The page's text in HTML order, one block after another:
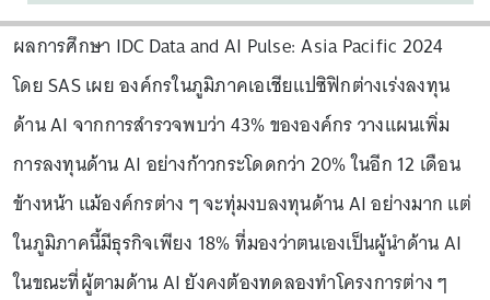
ผลการศึกษา IDC Data and AI Pulse: Asia Pacific 2024
โดย SAS เผย องค์กรในภูมิภาคเอเชียแปซิฟิกต่างเร่งลงทุน
ด้าน AI จากการสำรวจพบว่า 43% ขององค์กร วางแผนเพิ่ม
การลงทุนด้าน AI อย่างก้าวกระโดดกว่า 20% ในอีก 12 เดือน
ข้างหน้า แม้องค์กรต่าง ๆ จะทุ่มงบลงทุนด้าน AI อย่างมาก แต่
ในภูมิภาคนี้มีธุรกิจเพียง 18% ที่มองว่าตนเองเป็นผู้นำด้าน AI
ในขณะที่ผู้ตามด้าน AI ยังคงต้องทดลองทำโครงการต่าง ๆ